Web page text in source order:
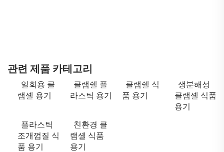
관련 제품 카테고리
일회용 클
램셸 용기
클램쉘 플
라스틱 용기
클램쉘 식
품 용기
생분해성
클램셸 식품
용기
플라스틱
조개껍질 식
품 용기
친환경 클
램셸 식품
용기